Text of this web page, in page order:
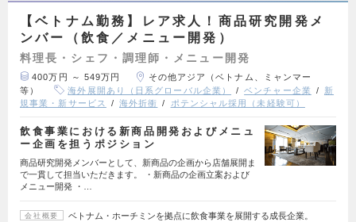
【ベトナム勤務】レア求人！商品研究開発メ
ンバー（飲食／メニュー開発）
料理長・シェフ・調理師・メニュー開発
400万円 ～ 549万円
その他アジア（ベトナム、ミャンマー
等）
海外展開あり（日系グローバル企業） ベンチャー企業
新
規事業・新サービス
海外折衝 ポテンシャル採用（未経験可）
飲食事業における新商品開発およびメニュ
ー企画を担うポジション
商品研究開発メンバーとして、新商品の企画から店舗展開ま
で一貫して担当いただきます。 ・新商品の企画立案および
メニュー開発 ・…
会社概要 ベトナム・ホーチミンを拠点に飲食事業を展開する成長企業。